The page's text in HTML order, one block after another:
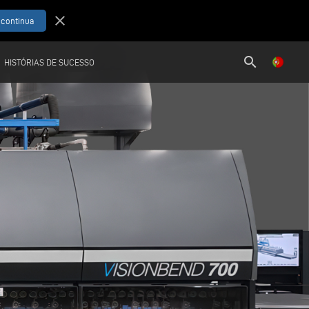
close
HISTÓRIAS DE SUCESSO search